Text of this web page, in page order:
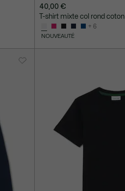
40,00 €
T-shirt mixte col rond coton
+ 6
NOUVEAUTÉ